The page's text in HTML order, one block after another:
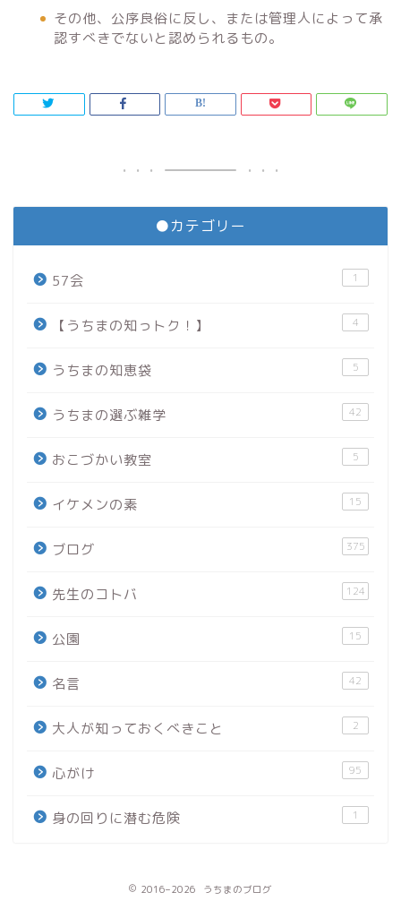
その他、公序良俗に反し、または管理人によって承
認すべきでないと認められるもの。
●カテゴリー
57会 1
【うちまの知っトク！】 4
うちまの知恵袋 5
うちまの選ぶ雑学 42
おこづかい教室 5
イケメンの素 15
ブログ 375
先生のコトバ 124
公園 15
名言 42
大人が知っておくべきこと 2
心がけ 95
身の回りに潜む危険 1
2016–2026 うちまのブログ